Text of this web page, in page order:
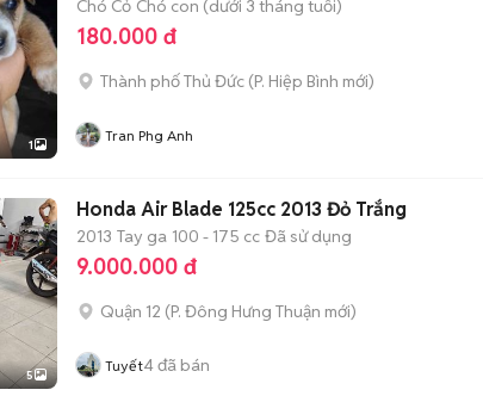
1
Chó Cỏ Chó con (dưới 3 tháng tuổi)
180.000 đ
Thành phố Thủ Đức (P. Hiệp Bình mới)
Tran Phg Anh
5
Honda Air Blade 125cc 2013 Đỏ Trắng
2013 Tay ga 100 - 175 cc Đã sử dụng
9.000.000 đ
Quận 12 (P. Đông Hưng Thuận mới)
Tuyết4đã bán